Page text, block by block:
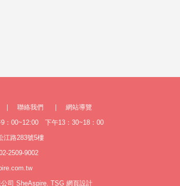
聯絡我們
網站導覽
：00~12:00 下午13：30~18：00
江路283號5樓
2509-9002
司 SheAspire. TSG 網頁設計